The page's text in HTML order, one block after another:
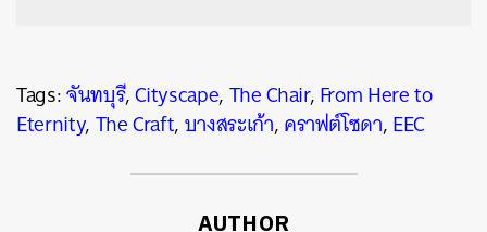
Tags:จันทบุรี,Cityscape,The Chair,From Here to
Eternity,The Craft,บางสระเก้า,คราฟต์โซดา,EEC
AUTHOR